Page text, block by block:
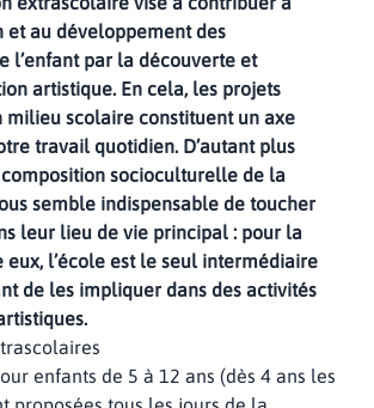
et au développement des
l’enfant par la découverte et
artistique. En cela, les projets
milieu scolaire constituent un axe
travail quotidien. D’autant plus
composition socioculturelle de la
semble indispensable de toucher
leur lieu de vie principal : pour la
eux, l’école est le seul intermédiaire
de les impliquer dans des activités
enfants de 5 à 12 ans (dès 4 ans les